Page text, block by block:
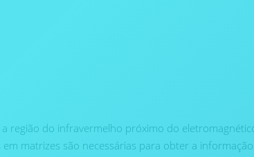
região do infravermelho próximo do
matrizes são necessárias para obter a